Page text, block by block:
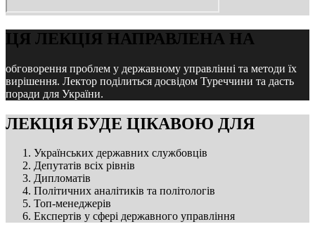
ЦЯ ЛЕКЦІЯ НАПРАВЛЕНА НА
обговорення проблем у державному управлінні та методи їх
вирішення. Лектор поділиться досвідом Туреччини та дасть
поради для України.
ЛЕКЦІЯ БУДЕ ЦІКАВОЮ ДЛЯ
Українських державних службовців
Депутатів всіх рівнів
Дипломатів
Політичних аналітиків та політологів
Топ-менеджерів
Експертів у сфері державного управління